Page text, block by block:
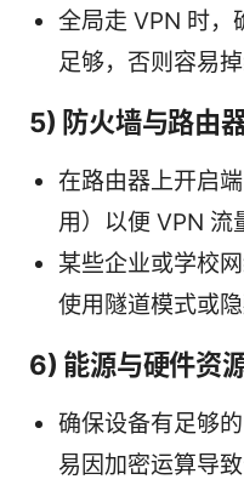
全局走 VPN 时，
足够，否则容易掉
5) 防火墙与路由
在路由器上开启
用）以便 VPN 流
某些企业或学校
使用隧道模式或隐
6) 能源与硬件资
确保设备有足够
易因加密运算导致